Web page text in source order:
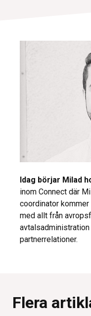
Idag börjar Milad
inom Connect där
coordinator
med allt från
partnerrelationer.
Flera